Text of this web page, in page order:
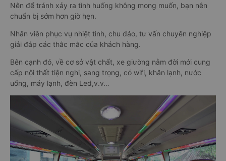
Nên để tránh xảy ra tình huống không mong muốn, bạn nên
chuẩn bị sớm hơn giờ hẹn.
Nhân viên phục vụ nhiệt tình, chu đáo, tư vấn chuyên nghiệp
giải đáp các thắc mắc của khách hàng.
Bên cạnh đó, về cơ sở vật chất, xe giường nằm đời mới cung
cấp nội thất tiện nghi, sang trọng, có wifi, khăn lạnh, nước
uống, máy lạnh, đèn Led,v.v…